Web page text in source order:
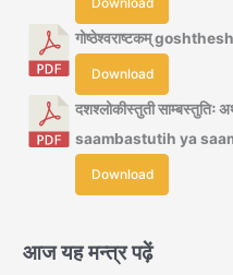
गोष्ठेश्वराष्टकम्
Download
दशश्लोकीस्तुती
saambastutih ya
Download
आज यह मन्त्र पढ़ें